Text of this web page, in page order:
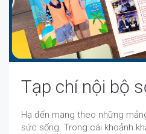
Tạp chí nội bộ
Hạ đến mang theo những
sức sống. Trong cái khoảnh